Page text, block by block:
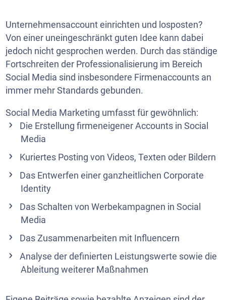
Unternehmensaccount einrichten und losposten?
Von einer uneingeschränkt guten Idee kann dabei
jedoch nicht gesprochen werden. Durch das ständige
Fortschreiten der Professionalisierung im Bereich
Social Media sind insbesondere Firmenaccounts an
immer mehr Standards gebunden.
Social Media Marketing umfasst für gewöhnlich:
Die Erstellung firmeneigener Accounts in Social
Media
Kuriertes Posting von Videos, Texten oder Bildern
Das Entwerfen einer ganzheitlichen Corporate
Identity
Das Schalten von Werbekampagnen in Social
Media
Das Zusammenarbeiten mit Influencern
Analyse der definierten Leistungswerte sowie die
Ableitung weiterer Maßnahmen